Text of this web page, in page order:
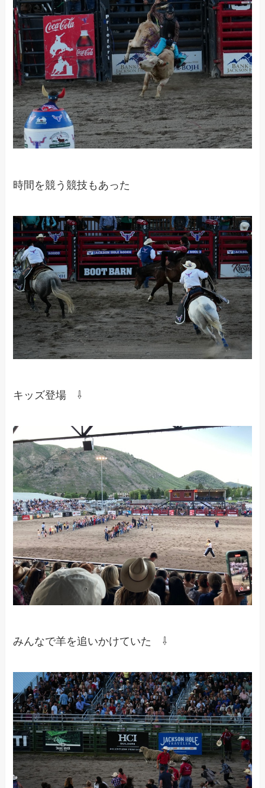
時間を競う競技もあった
キッズ登場 ⇩
みんなで羊を追いかけていた ⇩